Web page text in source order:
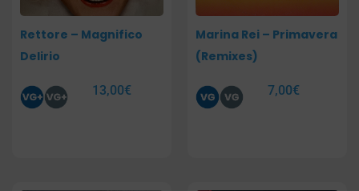
Rettore – Magnifico
Delirio
13,00€
Marina Rei – Primavera
(Remixes)
7,00€